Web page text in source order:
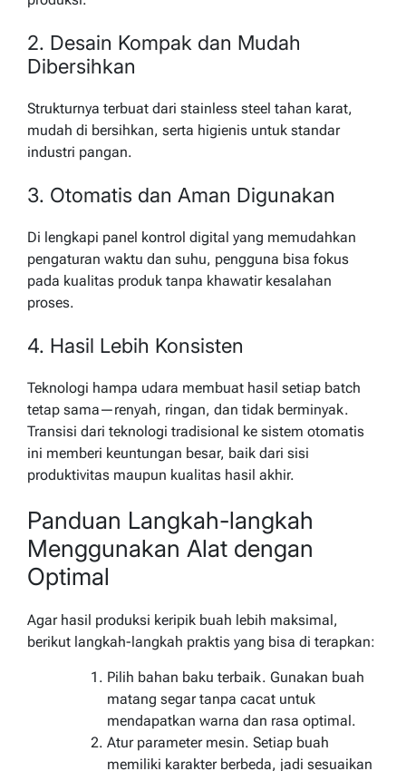
2. Desain Kompak dan Mudah
Dibersihkan
Strukturnya terbuat dari stainless steel tahan karat,
mudah di bersihkan, serta higienis untuk standar
industri pangan.
3. Otomatis dan Aman Digunakan
Di lengkapi panel kontrol digital yang memudahkan
pengaturan waktu dan suhu, pengguna bisa fokus
pada kualitas produk tanpa khawatir kesalahan
proses.
4. Hasil Lebih Konsisten
Teknologi hampa udara membuat hasil setiap batch
tetap sama—renyah, ringan, dan tidak berminyak.
Transisi dari teknologi tradisional ke sistem otomatis
ini memberi keuntungan besar, baik dari sisi
produktivitas maupun kualitas hasil akhir.
Panduan Langkah-langkah
Menggunakan Alat dengan
Optimal
Agar hasil produksi keripik buah lebih maksimal,
berikut langkah-langkah praktis yang bisa di terapkan:
Pilih bahan baku terbaik. Gunakan buah
matang segar tanpa cacat untuk
mendapatkan warna dan rasa optimal.
Atur parameter mesin. Setiap buah
memiliki karakter berbeda, jadi sesuaikan